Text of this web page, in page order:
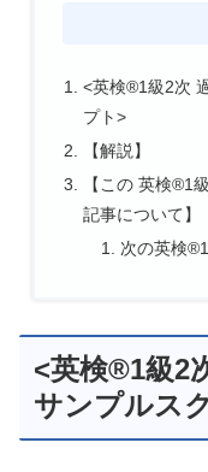
<英検®1級2次
プト>
【解説】
【この 英検®1
記事について】
次の英検
<英検®1級2
サンプルス